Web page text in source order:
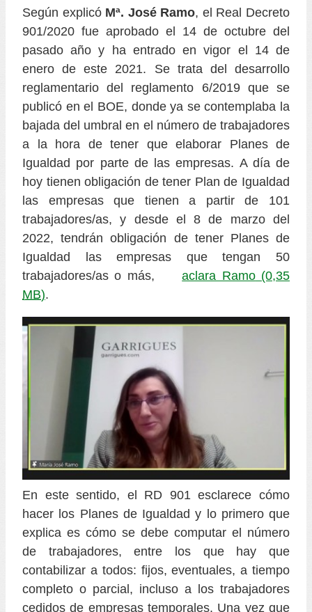
Según explicó Mª. José Ramo, el Real Decreto
901/2020 fue aprobado el 14 de octubre del
pasado año y ha entrado en vigor el 14 de
enero de este 2021. Se trata del desarrollo
reglamentario del reglamento 6/2019 que se
publicó en el BOE, donde ya se contemplaba la
bajada del umbral en el número de trabajadores
a la hora de tener que elaborar Planes de
Igualdad por parte de las empresas. A día de
hoy tienen obligación de tener Plan de Igualdad
las empresas que tienen a partir de 101
trabajadores/as, y desde el 8 de marzo del
2022, tendrán obligación de tener Planes de
Igualdad las empresas que tengan 50
trabajadores/as o más,
aclara Ramo (0,35
MB).
En este sentido, el RD 901 esclarece cómo
hacer los Planes de Igualdad y lo primero que
explica es cómo se debe computar el número
de trabajadores, entre los que hay que
contabilizar a todos: fijos, eventuales, a tiempo
completo o parcial, incluso a los trabajadores
cedidos de empresas temporales. Una vez que